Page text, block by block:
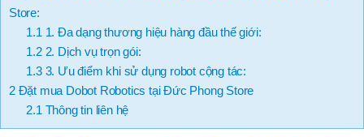
Store:
1.1 1. Đa dạng thương hiệu hàng đầu thế giới:
1.22. Dịch vụ trọn gói:
1.33. Ưu điểm khi sử dụng robot cộng tác:
2Đặt mua Dobot Robotics tại Đức Phong Store
2.1 Thông tin liên hệ